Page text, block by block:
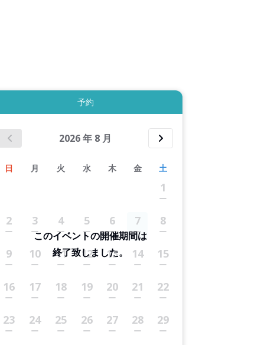
予約
2026年 8 月
日 月 火 水 木 金 土
1
2 3 4 5 6 7 8
9 10 11 12 13 14 15
16 17 18 19 20 21 22
23 24 25 26 27 28 29
このイベントの開催期間は
終了致しました。